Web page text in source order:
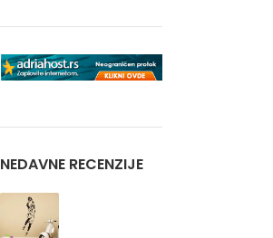
NEDAVNE RECENZIJE